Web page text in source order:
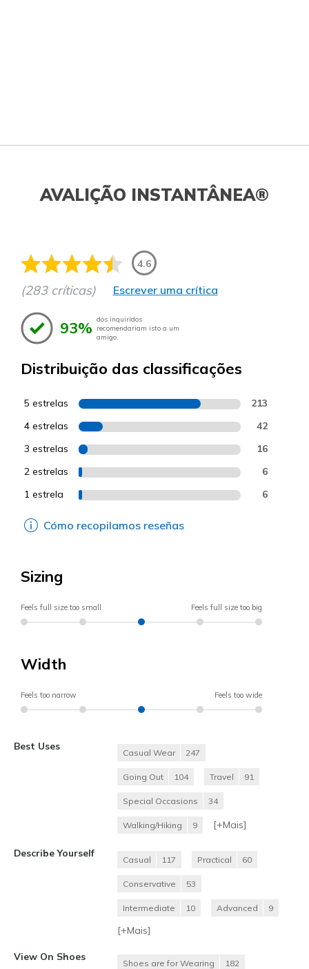
AVALIÇÃO INSTANTÂNEA®
4.6
(283 críticas) Escrever uma crítica
93% dos inquiridos
recomendariam isto a um
amigo.
Distribuição das classificações
5 estrelas 213
4 estrelas 42
3 estrelas 16
2 estrelas 6
1 estrela 6
Cómo recopilamos reseñas
Sizing
Feels full size too small Feels full size too big
Width
Feels too narrow Feels too wide
Best Uses
Casual Wear 247
Going Out 104 Travel 91
Special Occasions 34
Walking/Hiking 9 [+Mais]
Describe Yourself
Casual 117 Practical 60
Conservative 53
Intermediate 10 Advanced 9
[+Mais]
View On Shoes
Shoes are for Wearing 182